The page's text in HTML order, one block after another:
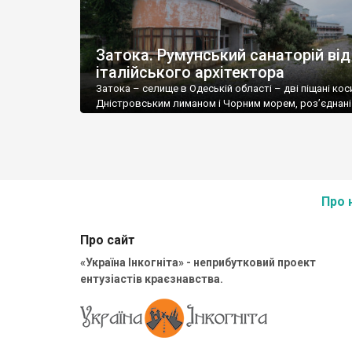
Затока. Румунський санаторій від
італійського архітектора
Затока – селище в Одеській області – дві піщані
Дністровським лиманом і Чорним морем,
Про
Про сайт
«Україна Інкогніта» - неприбутковий проект
ентузіастів краєзнавства.